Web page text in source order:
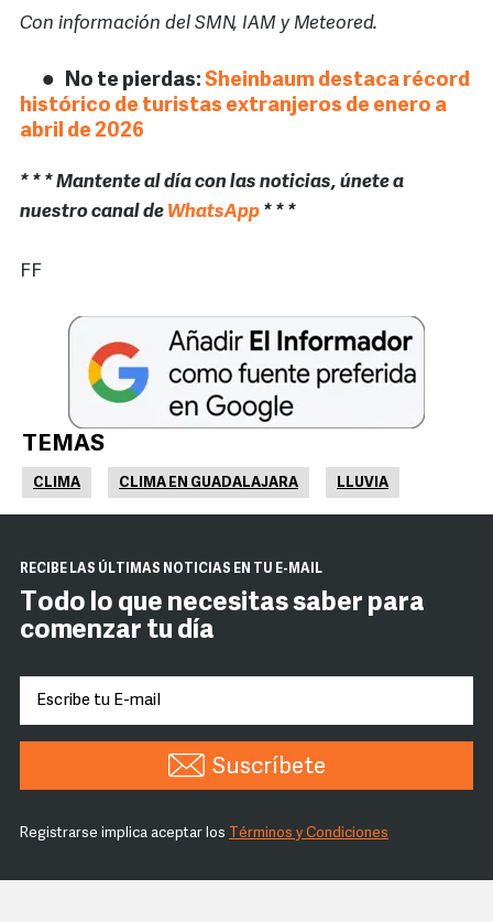
Con información del SMN, IAM y Meteored.
No te pierdas: Sheinbaum destaca récord
histórico de turistas extranjeros de enero a
abril de 2026
* * * Mantente al día con las noticias, únete a
nuestro canal de WhatsApp * * *
FF
TEMAS
CLIMA CLIMA EN GUADALAJARA LLUVIA
RECIBE LAS ÚLTIMAS NOTICIAS EN TU E-MAIL
Todo lo que necesitas saber para
comenzar tu día
Suscríbete
Registrarse implica aceptar los Términos y Condiciones